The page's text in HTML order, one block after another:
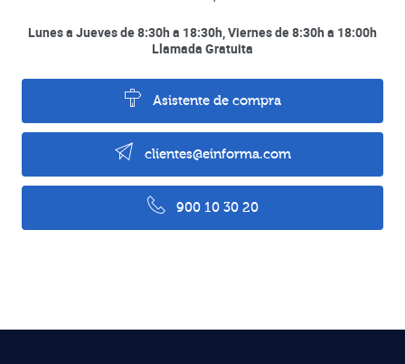
Lunes a Jueves de 8:30h a 18:30h, Viernes de 8:30h a 18:00h
Llamada Gratuita
Asistente de compra
clientes@einforma.com
900 10 30 20